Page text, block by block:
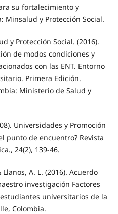
su fortalecimiento y
Minsalud y Protección Social.
y Protección Social. (2016).
de modos condiciones y
con las ENT. Entorno
Primera Edición.
Ministerio de Salud y
Universidades y Promoción
punto de encuentro? Revista
24(2), 139-46.
A. L. (2016). Acuerdo
investigación Factores
universitarios de la
Colombia.